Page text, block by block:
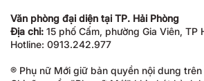
Văn phòng đại diện tại TP. Hải Phòng
Địa chỉ: 15 phố Cấm, phường Gia Viên, TP
Hotline: 0913.242.977
® Phụ nữ Mới giữ bản quyền nội dung trên